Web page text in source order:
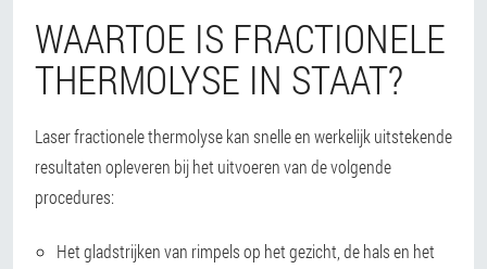
WAARTOE IS FRACTIONELE
THERMOLYSE IN STAAT?
Laser fractionele thermolyse kan snelle en werkelijk uitstekende
resultaten opleveren bij het uitvoeren van de volgende
procedures:
Het gladstrijken van rimpels op het gezicht, de hals en het